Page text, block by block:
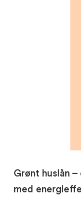
Grønt huslån
med